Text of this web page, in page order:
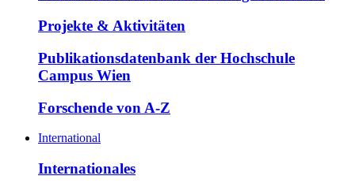
Projekte & Aktivitäten
Publikationsdatenbank der Hochschule
Campus Wien
Forschende von A-Z
International
Internationales